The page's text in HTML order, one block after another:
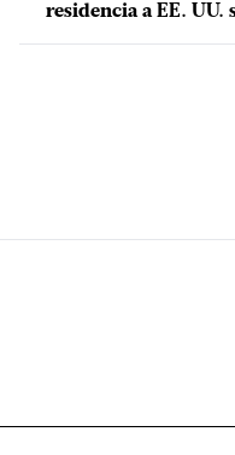
residencia a EE. UU.